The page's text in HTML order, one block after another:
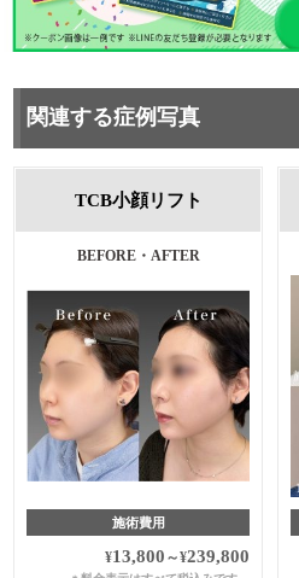
関連する症例写真
TCB小顔リフト
BEFORE・AFTER
施術費用
¥13,800 ～¥239,800